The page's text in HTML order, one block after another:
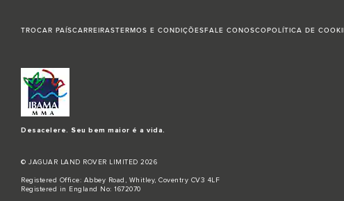
TROCAR PAÍSCARREIRASTERMOS E CONDIÇÕESFALE CONOSCOPOLÍTICA DE
Desacelere. Seu bem maior é a vida.
© JAGUAR LAND ROVER LIMITED 2026
Registered Office: Abbey Road, Whitley, Coventry CV3 4LF
Registered in England No: 1672070